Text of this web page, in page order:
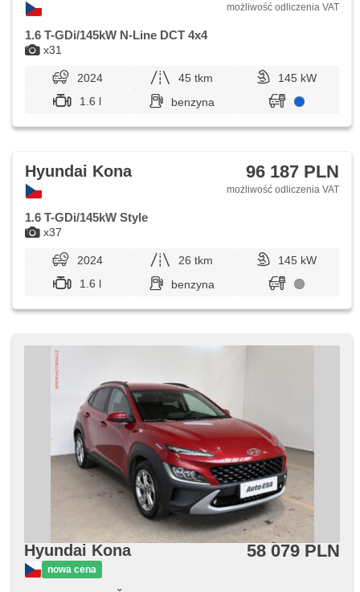
x31
możliwość odliczenia VAT
1.6 T-GDi/145kW N-Line DCT 4x4
2024 45 tkm
145 kW
1.6 l
benzyna
x37
Hyundai Kona 96 187 PLN
możliwość odliczenia VAT
1.6 T-GDi/145kW Style
2024 26 tkm
145 kW
1.6 l
benzyna
Hyundai Kona
nowa cena
58 079 PLN